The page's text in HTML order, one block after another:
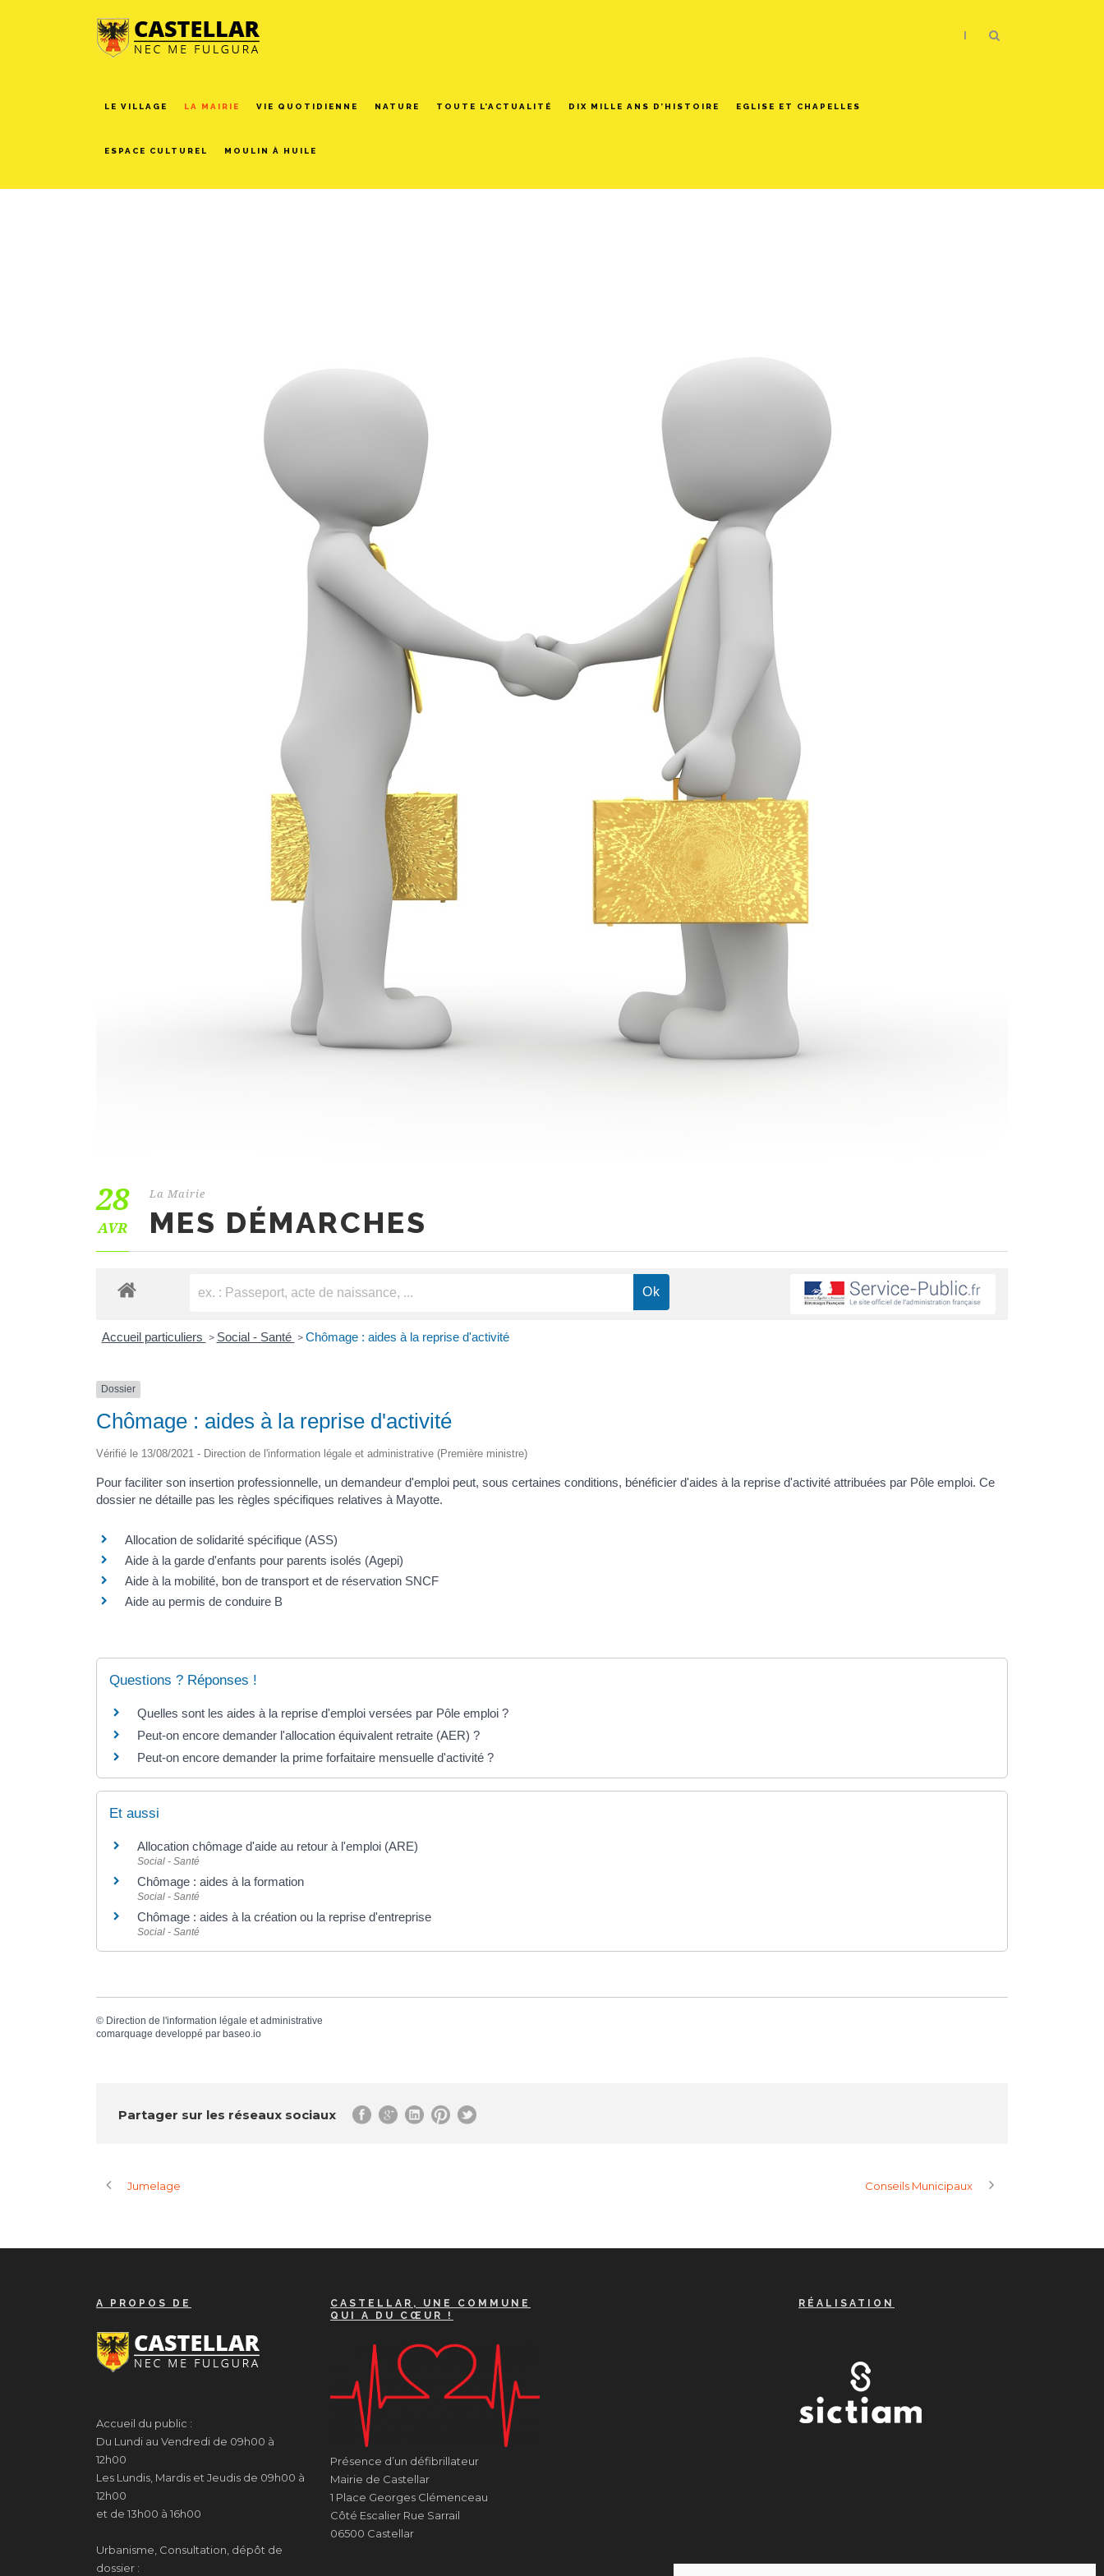
LE VILLAGE LA MAIRIE VIE QUOTIDIENNE NATURE TOUTE L’ACTUALITÉ DIX MILLE ANS D’HISTOIRE EGLISE ET CHAPELLES
ESPACE CULTUREL MOULIN À HUILE
|
28
AVR
La Mairie
MES DÉMARCHES
Accueil particuliers > Social - Santé > Chômage : aides à la reprise d'activité
Dossier
Chômage : aides à la reprise d'activité
Vérifié le 13/08/2021 - Direction de l'information légale et administrative (Première ministre)
Pour faciliter son insertion professionnelle, un demandeur d'emploi peut, sous certaines conditions, bénéficier d'aides à la reprise d'activité attribuées par Pôle emploi. Ce
dossier ne détaille pas les règles spécifiques relatives à Mayotte.
Allocation de solidarité spécifique (ASS)
Aide à la garde d'enfants pour parents isolés (Agepi)
Aide à la mobilité, bon de transport et de réservation SNCF
Aide au permis de conduire B
Questions ? Réponses !
Quelles sont les aides à la reprise d'emploi versées par Pôle emploi ?
Peut-on encore demander l'allocation équivalent retraite (AER) ?
Peut-on encore demander la prime forfaitaire mensuelle d'activité ?
Et aussi
Allocation chômage d'aide au retour à l'emploi (ARE)
Social - Santé
Chômage : aides à la formation
Social - Santé
Chômage : aides à la création ou la reprise d'entreprise
Social - Santé
© Direction de l'information légale et administrative
comarquage developpé par baseo.io
Partager sur les réseaux sociaux
Jumelage Conseils Municipaux
A PROPOS DE
Accueil du public :
Du Lundi au Vendredi de 09h00 à
12h00
Les Lundis, Mardis et Jeudis de 09h00 à
12h00
et de 13h00 à 16h00
Urbanisme, Consultation, dépôt de
dossier :
CASTELLAR, UNE COMMUNE
QUI A DU CŒUR !
Présence d’un défibrillateur
Mairie de Castellar
1 Place Georges Clémenceau
Côté Escalier Rue Sarrail
06500 Castellar
RÉALISATION